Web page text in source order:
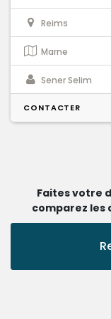
Reims
Marne
Sener Selim
CONTACTER
Faites votre
comparez les